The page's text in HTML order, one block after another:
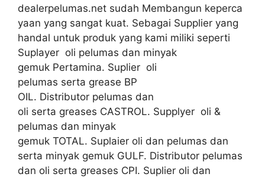
dealerpelumas.net sudah Membangun keperca
yaan yang sangat kuat. Sebagai Supplier yang
handal untuk produk yang kami miliki seperti
Suplayer oli pelumas dan minyak
gemuk Pertamina. Suplier oli
pelumas serta grease BP
OIL. Distributor pelumas dan
oli serta greases CASTROL. Supplyer oli &
pelumas dan minyak
gemuk TOTAL. Suplaier oli dan pelumas dan
serta minyak gemuk GULF. Distributor pelumas
dan oli serta greases CPI. Suplier oli dan